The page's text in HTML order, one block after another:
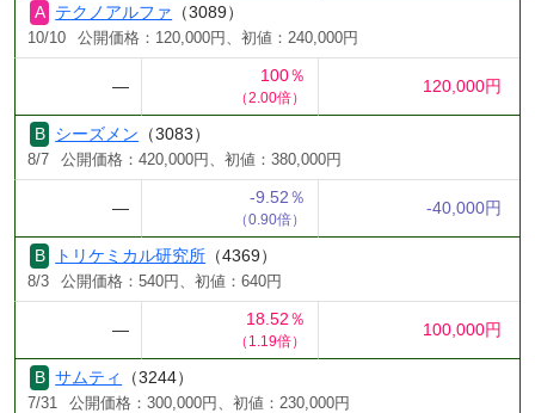
テクノアルファ （3089）
10/10 公開価格：120,000円、初値：240,000円
―
100％
（2.00倍）
120,000円
シーズメン （3083）
8/7 公開価格：420,000円、初値：380,000円
―
-9.52％
（0.90倍）
-40,000円
トリケミカル研究所 （4369）
8/3 公開価格：540円、初値：640円
―
18.52％
（1.19倍）
100,000円
サムティ （3244）
7/31 公開価格：300,000円、初値：230,000円